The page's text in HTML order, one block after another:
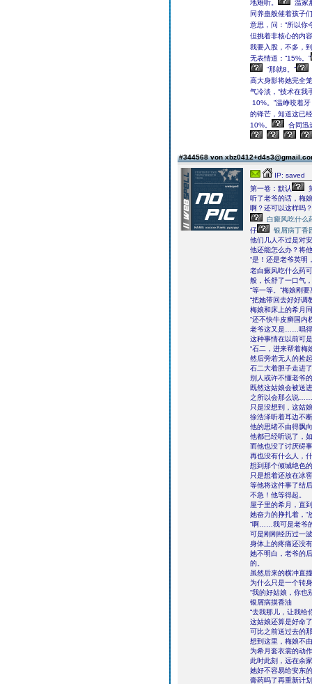
地难听。
温家
同养蛊般催着孩子
意思，问：“所以你
但挑着非核心的内
我要入股，不多，
无表情道：“15%。”
“那就8。”
高大身影将她完全
气冷淡，“技术在我
10%。”温峥咬着
的锋芒，知道这已
10%。
合同迅
#344568 von
IP: saved
第一卷：默认
听了老爷的话，梅
啊？还可以这样吗？
白癜风吃什么
仔
银屑病丁香
他们几人不过是对
他还能怎么办？将
“是！还是老爷英明
老白癜风吃什么药
般，长舒了一口气
“等一等。”梅娘刚
“把她带回去好好调
梅娘和床上的希月
“还不快牛皮癣国内
老爷这又是……唱
这种事情在以前可
“石二，进来帮着梅
然后旁若无人的捡
石二大着胆子走进
别人或许不懂老爷
既然这姑娘会被送
之所以会那么说……
只是没想到，这姑
徐浩泽听着耳边不
他的思绪不由得飘
他都已经听说了，
而他也没了讨厌碍
再也没有什么人，
想到那个倾城绝色
只是想着还放在冰
等他将这件事了结
不急！他等得起。
屋子里的希月，直
她奋力的挣扎着，“
“啊……我可是老爷
可是刚刚经历过一
身体上的疼痛还没
她不明白，老爷的
的。
虽然后来的横冲直
为什么只是一个转
“我的好姑娘，你也
银屑病摸香油
“去我那儿，让我给
这姑娘还算是好命
可比之前送过去的
想到这里，梅娘不
为希月套衣裳的动
此时此刻，远在余
她好不容易给安东
膏药吗了再重新计